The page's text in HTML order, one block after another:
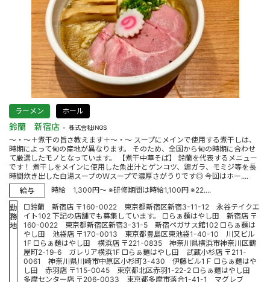
ラーメン ホール
鈴蘭 新宿店 株式会社INGS
～・～＋煮干の旨さ教えます＋～・～ スープにメインで使用する煮干しは、
時期によって旬の産地が異なります。 そのため、全国から旬の時期に合わせ
て厳選したモノとなっています。 【煮干中華そば】 鈴蘭を代表するメニュー
です！ 煮干しをメインに使用した魚出汁とゲンコツ、鶏ガラ、モミジ等を長
時間炊き出した白湯スープのＷスープで濃厚さがうりです◎ 今回はホー....
給与
時給 1,300円～ ※研修期間は時給1,100円 ※22....
勤
務
地
□鈴蘭 新宿店 〒160-0022 東京都新宿区新宿3-11-12 永谷テイクエ
イト102 下記の店舗でも募集しています。 □らぁ麺はやし田 新宿店 〒
160-0022 東京都新宿区新宿3-31-5 新宿ペガサス館102 □らぁ麺は
やし田 池袋店 〒170-0013 東京都豊島区東池袋1-40-10 川又ビル
1F □らぁ麺はやし田 横浜店 〒221-0835 神奈川県横浜市神奈川区鶴
屋町2-19-6 ガレリア横浜1F □らぁ麺はやし田 武蔵小杉店 〒211-
0061 神奈川県川崎市中原区小杉町3-430 伊藤ビル1Ｆ □らぁ麺はや
し田 赤羽店 〒115-0045 東京都北区赤羽1-22-2 □らぁ麺はやし田
多摩センター店 〒206-0033 東京都多摩市落合1-41-1 マグレブ